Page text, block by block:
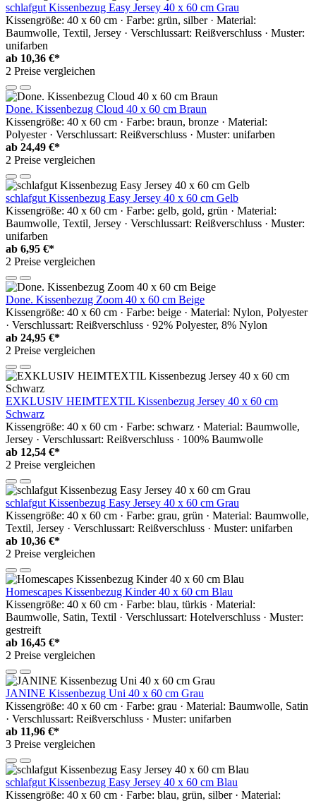
schlafgut Kissenbezug Easy Jersey 40 x 60 cm Grau
Kissengröße: 40 x 60 cm · Farbe: grün, silber · Material:
Baumwolle, Textil, Jersey · Verschlussart: Reißverschluss · Muster:
unifarben
ab 10,36 €*
2 Preise vergleichen
Done. Kissenbezug Cloud 40 x 60 cm Braun
Kissengröße: 40 x 60 cm · Farbe: braun, bronze · Material:
Polyester · Verschlussart: Reißverschluss · Muster: unifarben
ab 24,49 €*
2 Preise vergleichen
schlafgut Kissenbezug Easy Jersey 40 x 60 cm Gelb
Kissengröße: 40 x 60 cm · Farbe: gelb, gold, grün · Material:
Baumwolle, Textil, Jersey · Verschlussart: Reißverschluss · Muster:
unifarben
ab 6,95 €*
2 Preise vergleichen
Done. Kissenbezug Zoom 40 x 60 cm Beige
Kissengröße: 40 x 60 cm · Farbe: beige · Material: Nylon, Polyester
· Verschlussart: Reißverschluss · 92% Polyester, 8% Nylon
ab 24,95 €*
2 Preise vergleichen
EXKLUSIV HEIMTEXTIL Kissenbezug Jersey 40 x 60 cm
Schwarz
Kissengröße: 40 x 60 cm · Farbe: schwarz · Material: Baumwolle,
Jersey · Verschlussart: Reißverschluss · 100% Baumwolle
ab 12,54 €*
2 Preise vergleichen
schlafgut Kissenbezug Easy Jersey 40 x 60 cm Grau
Kissengröße: 40 x 60 cm · Farbe: grau, grün · Material: Baumwolle,
Textil, Jersey · Verschlussart: Reißverschluss · Muster: unifarben
ab 10,36 €*
2 Preise vergleichen
Homescapes Kissenbezug Kinder 40 x 60 cm Blau
Kissengröße: 40 x 60 cm · Farbe: blau, türkis · Material:
Baumwolle, Satin, Textil · Verschlussart: Hotelverschluss · Muster:
gestreift
ab 16,45 €*
2 Preise vergleichen
JANINE Kissenbezug Uni 40 x 60 cm Grau
Kissengröße: 40 x 60 cm · Farbe: grau · Material: Baumwolle, Satin
· Verschlussart: Reißverschluss · Muster: unifarben
ab 11,96 €*
3 Preise vergleichen
schlafgut Kissenbezug Easy Jersey 40 x 60 cm Blau
Kissengröße: 40 x 60 cm · Farbe: blau, grün, silber · Material: